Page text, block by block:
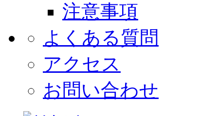
注意事項
よくある質問
アクセス
お問い合わせ